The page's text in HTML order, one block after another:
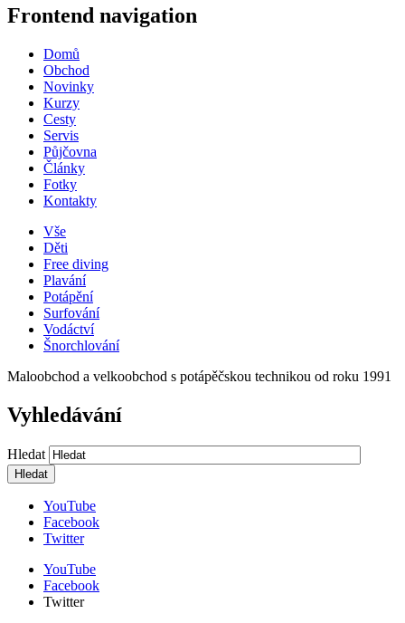
Frontend navigation
Domů
Obchod
Novinky
Kurzy
Cesty
Servis
Půjčovna
Články
Fotky
Kontakty
Vše
Děti
Free diving
Plavání
Potápění
Surfování
Vodáctví
Šnorchlování
Maloobchod a velkoobchod s potápěčskou technikou od roku 1991
Vyhledávání
Hledat
YouTube
Facebook
Twitter
YouTube
Facebook
Twitter